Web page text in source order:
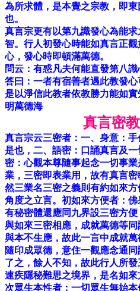
為所求體，是本覺之宗教，即
也。
真言宗更有以第九識發心為能
智。行人初發心時能如真言正
心，發心時即頓滿萬德。
問云：有惑凡夫何能直發第八識
答曰：一者有宿善者遇此教發
是以淨信此教者依教勝力能如
明萬德海
真言密
真言宗云三密者：一、身意：
是也，二、語密：口誦真言及
密：心觀本尊隨事起念一切事
業，三密即表業用，故有真言密
然三業名三密之義則有約如來
角度之立言。初如來方便者：
有秘密體還應同九界設三密方
與如來三密相應，成就萬德等
與本不生應，故此一言中成就
隨印成眾德，意住一觀應念通
了之，餘人不知，故此行人所
速疾隱秘難思之境界，是名如來
次眾生本性者：一切眾生無始